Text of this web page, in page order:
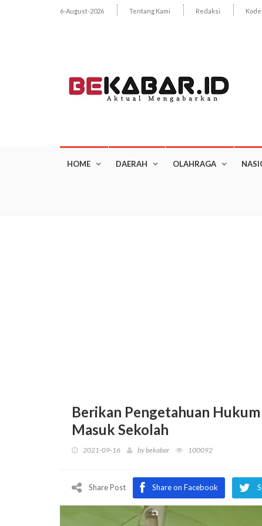
6-August-2026 Tentang Kami Redaksi
HOME DAERAH OLAHRAGA
Berikan Pengetahuan
Masuk Sekolah
2021-09-16 bybekabar 100092
Share Post Share on Facebook